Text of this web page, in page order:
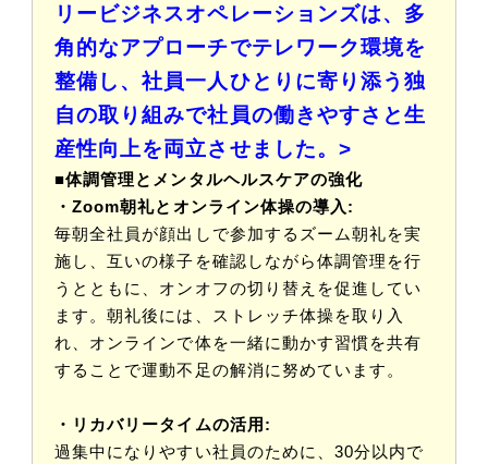
リービジネスオペレーションズは、多
角的なアプローチでテレワーク環境を
整備し、社員一人ひとりに寄り添う独
自の取り組みで社員の働きやすさと生
産性向上を両立させました。>
■体調管理とメンタルヘルスケアの強化
・Zoom朝礼とオンライン体操の導入:
毎朝全社員が顔出しで参加するズーム朝礼を実
施し、互いの様子を確認しながら体調管理を行
うとともに、オンオフの切り替えを促進してい
ます。朝礼後には、ストレッチ体操を取り入
れ、オンラインで体を一緒に動かす習慣を共有
することで運動不足の解消に努めています。
・リカバリータイムの活用:
過集中になりやすい社員のために、30分以内で